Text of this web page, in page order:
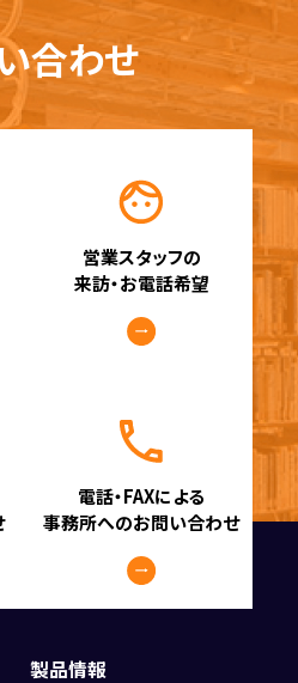
合わせ
営業スタッフの
来訪・お電話希望
電話・FAXによる
事務所へのお問い合わせ
製品情報